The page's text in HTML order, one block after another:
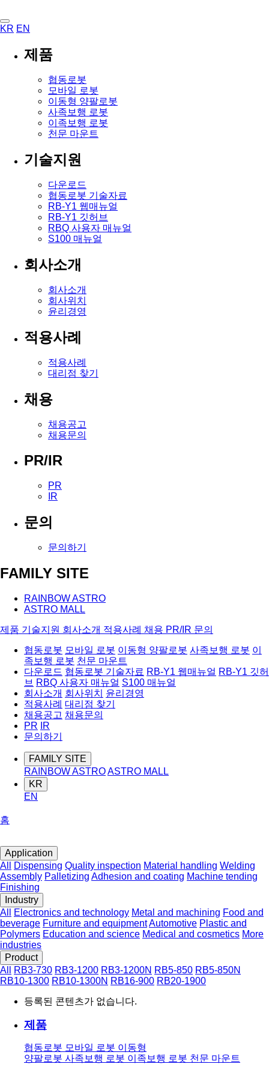
KR EN
제품
협동로봇
모바일 로봇
이동형 양팔로봇
사족보행 로봇
이족보행 로봇
천문 마운트
기술지원
다운로드
협동로봇 기술자료
RB-Y1 웹매뉴얼
RB-Y1 깃허브
RBQ 사용자 매뉴얼
S100 매뉴얼
회사소개
회사소개
회사위치
윤리경영
적용사례
적용사례
대리점 찾기
채용
채용공고
채용문의
PR/IR
PR
IR
문의
문의하기
FAMILY SITE
RAINBOW ASTRO
ASTRO MALL
제품 기술지원 회사소개 적용사례 채용 PR/IR 문의
협동로봇 모바일 로봇 이동형 양팔로봇 사족보행 로봇 이
족보행 로봇 천문 마운트
다운로드 협동로봇 기술자료 RB-Y1 웹매뉴얼 RB-Y1 깃허
브 RBQ 사용자 매뉴얼 S100 매뉴얼
회사소개 회사위치
윤리경영
적용사례 대리점 찾기
채용공고 채용문의
PR
IR
문의하기
FAMILY SITE
RAINBOW ASTROASTRO MALL
KR
EN
홈
Application
All
Dispensing Quality inspection Material handling Welding
Assembly Palletizing Adhesion and coating Machine tending
Finishing
Industry
All
Electronics and technology Metal and machining Food and
beverage Furniture and equipmentAutomotive Plastic and
Polymers Education and science Medical and cosmetics More
industries
Product
All
RB3-730 RB3-1200 RB3-1200N RB5-850 RB5-850N
RB10-1300 RB10-1300N RB16-900 RB20-1900
등록된 콘텐츠가 없습니다.
제품
협동로봇 모바일 로봇 이동형
양팔로봇 사족보행 로봇 이족보행 로봇 천문 마운트